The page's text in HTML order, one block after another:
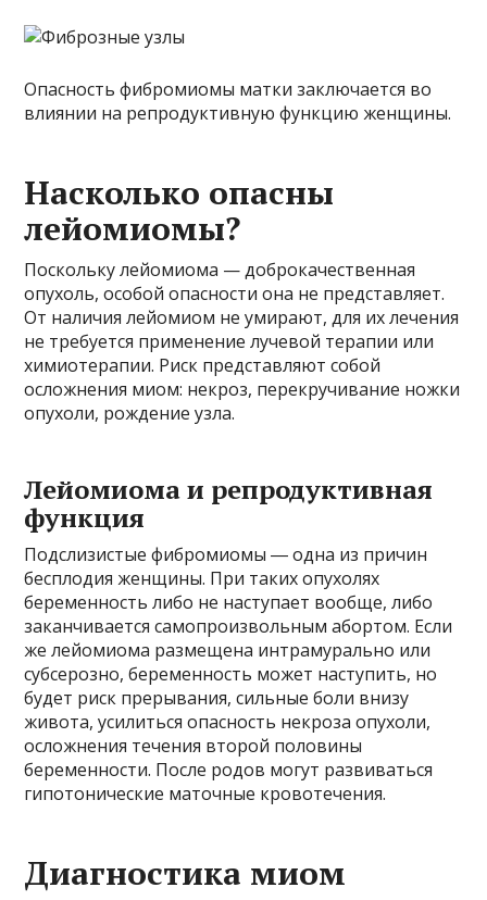
Опасность фибромиомы матки заключается во
влиянии на репродуктивную функцию женщины.
Насколько опасны
лейомиомы?
Поскольку лейомиома — доброкачественная
опухоль, особой опасности она не представляет.
От наличия лейомиом не умирают, для их лечения
не требуется применение лучевой терапии или
химиотерапии. Риск представляют собой
осложнения миом: некроз, перекручивание ножки
опухоли, рождение узла.
Лейомиома и репродуктивная
функция
Подслизистые фибромиомы ― одна из причин
бесплодия женщины. При таких опухолях
беременность либо не наступает вообще, либо
заканчивается самопроизвольным абортом. Если
же лейомиома размещена интрамурально или
субсерозно, беременность может наступить, но
будет риск прерывания, сильные боли внизу
живота, усилиться опасность некроза опухоли,
осложнения течения второй половины
беременности. После родов могут развиваться
гипотонические маточные кровотечения.
Диагностика миом